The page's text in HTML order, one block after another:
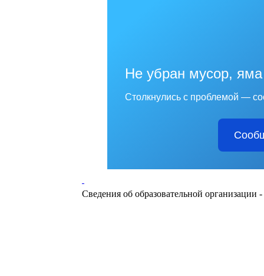
Не убран мусор,
Столкнулись с проблемой —
Сведения об образовательной организации -